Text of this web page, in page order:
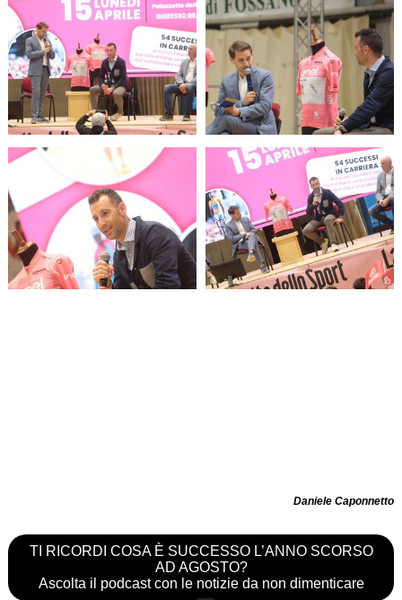
Daniele Caponnetto
TI RICORDI COSA È SUCCESSO L’ANNO SCORSO
AD AGOSTO?
Ascolta il podcast con le notizie da non dimenticare